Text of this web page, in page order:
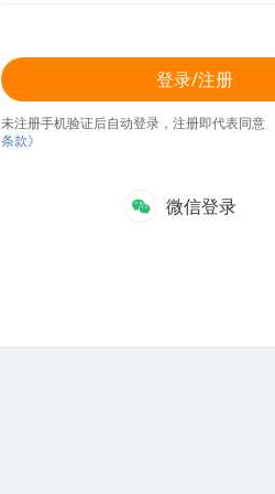
登录/注册
未注册手机验证后自动登录，注册即代表同意
条款》
微信登录